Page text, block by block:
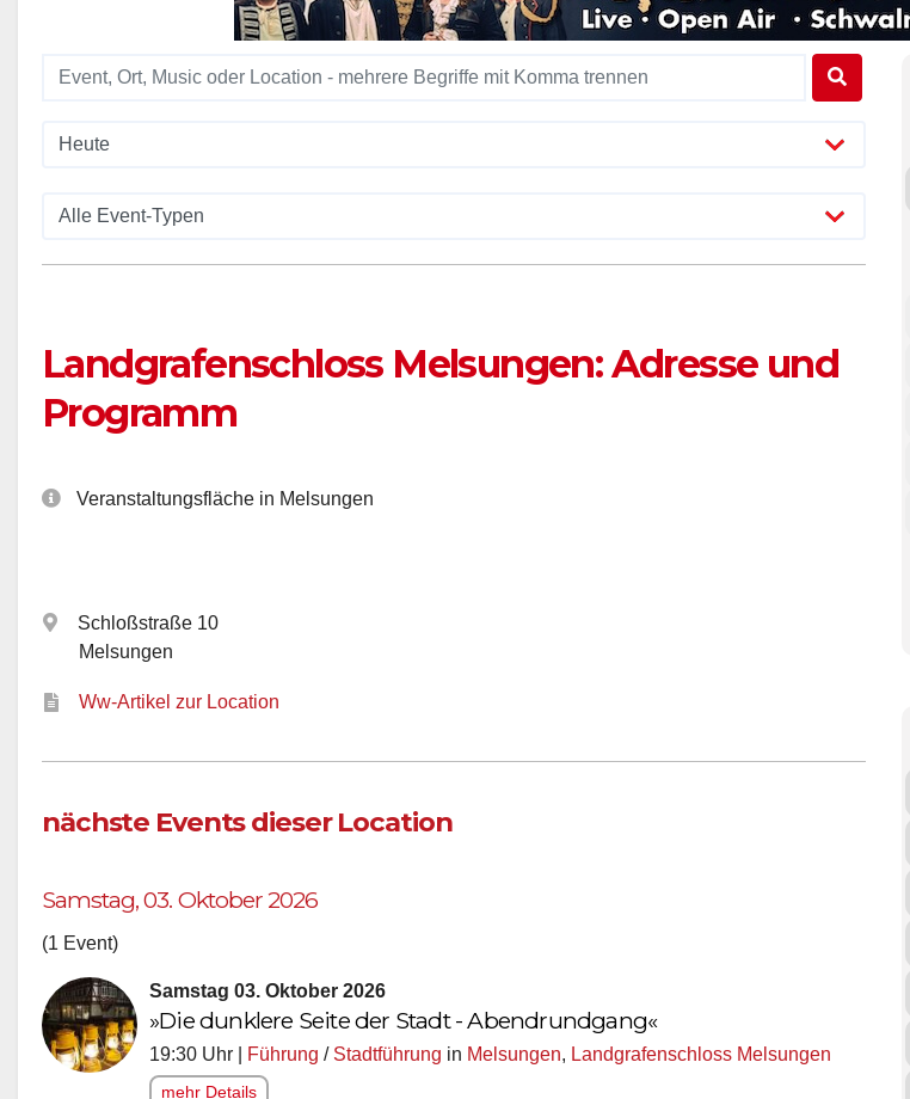
Landgrafenschloss Melsungen: Adresse und
Programm
Veranstaltungsfläche in Melsungen
Schloßstraße 10
Melsungen
Ww-Artikel zur Location
nächste Events dieser Location
Samstag, 03. Oktober 2026
(1 Event)
Samstag 03. Oktober 2026
»Die dunklere Seite der Stadt - Abendrundgang«
19:30 Uhr | Führung / Stadtführung in Melsungen, Landgrafenschloss Melsungen
mehr Details